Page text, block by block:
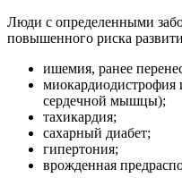
Люди с определенными
повышенного риска
ишемия, ранее
миокардиодистрофия
сердечной мышцы);
тахикардия;
сахарный диабет;
гипертония;
врожденная